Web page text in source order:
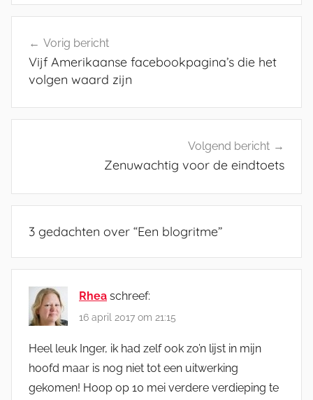
navigatie
Vorig bericht
Vijf Amerikaanse facebookpagina’s die het
volgen waard zijn
Volgend bericht
Zenuwachtig voor de eindtoets
3 gedachten over “Een blogritme”
Rhea schreef:
16 april 2017 om 21:15
Heel leuk Inger, ik had zelf ook zo’n lijst in mijn
hoofd maar is nog niet tot een uitwerking
gekomen! Hoop op 10 mei verdere verdieping te